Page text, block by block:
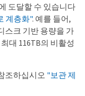
도달할 수 있습니다
계층화". 예를 들어,
스크 기반 용량을 가
대 116TB의 비활성
조하십시오 "보관 제